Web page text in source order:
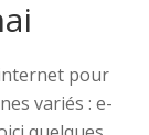
pour
variés : e-